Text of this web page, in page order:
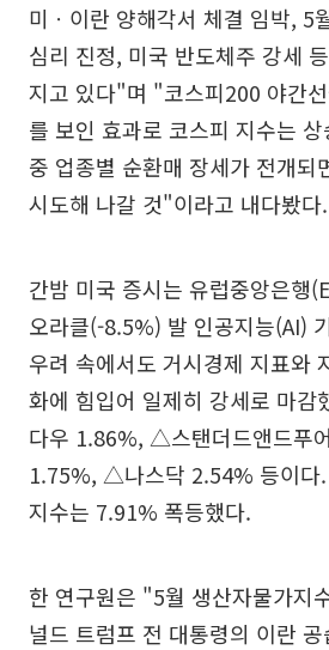
미ㆍ이란 양해각서 체결 임박, 5
심리 진정, 미국 반도체주 강세
지고 있다"며 "코스피200 야간
를 보인 효과로 코스피 지수는
중 업종별 순환매 장세가 전개되
시도해 나갈 것"이라고 내다봤다.
간밤 미국 증시는 유럽중앙은행
오라클(-8.5%) 발 인공지능(AI)
우려 속에서도 거시경제 지표와
화에 힘입어 일제히 강세로 마
다우 1.86%, △스탠더드앤드푸
1.75%, △나스닥 2.54% 등이다.
지수는 7.91% 폭등했다.
한 연구원은 "5월 생산자물가지
널드 트럼프 전 대통령의 이란